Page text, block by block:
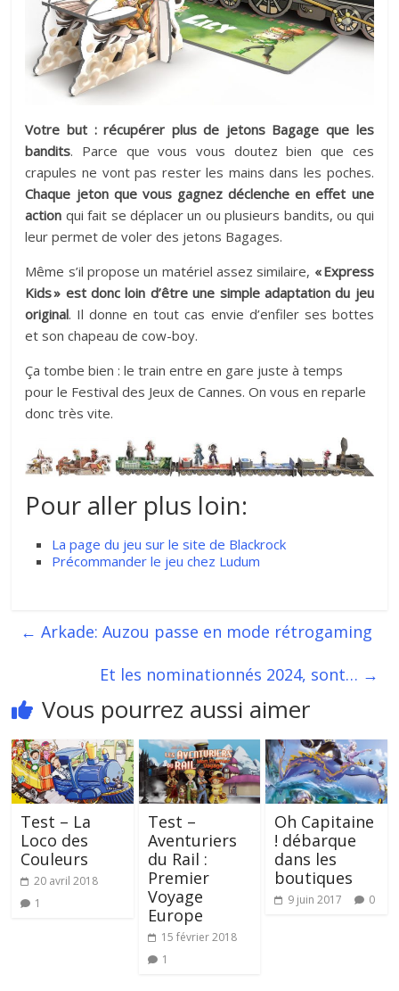
Votre but : récupérer plus de jetons Bagage que les
bandits. Parce que vous vous doutez bien que ces
crapules ne vont pas rester les mains dans les poches.
Chaque jeton que vous gagnez déclenche en effet une
action qui fait se déplacer un ou plusieurs bandits, ou qui
leur permet de voler des jetons Bagages.
Même s’il propose un matériel assez similaire, « Express
Kids » est donc loin d’être une simple adaptation du jeu
original. Il donne en tout cas envie d’enfiler ses bottes
et son chapeau de cow-boy.
Ça tombe bien : le train entre en gare juste à temps
pour le Festival des Jeux de Cannes. On vous en reparle
donc très vite.
Pour aller plus loin:
La page du jeu sur le site de Blackrock
Précommander le jeu chez Ludum
← Arkade: Auzou passe en mode rétrogaming
Et les nominationnés 2024, sont… →
Vous pourrez aussi aimer
Test – La
Loco des
Couleurs
20 avril 2018
1
Test –
Aventuriers
du Rail :
Premier
Voyage
Europe
15 février 2018
1
Oh Capitaine
! débarque
dans les
boutiques
9 juin 2017 0